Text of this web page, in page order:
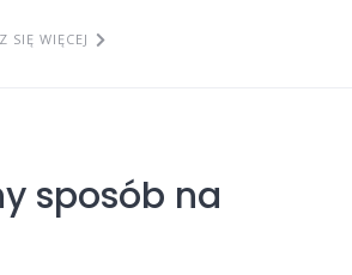
SIĘ WIĘCEJ
sposób na